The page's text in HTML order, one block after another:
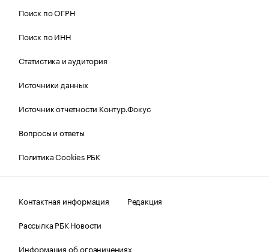
Поиск по ОГРН
Поиск по ИНН
Статистика и аудитория
Источники данных
Источник отчетности Контур.Фокус
Вопросы и ответы
Политика Cookies РБК
Контактная информация
Редакция
Рассылка РБК Новости
Информация об ограничениях